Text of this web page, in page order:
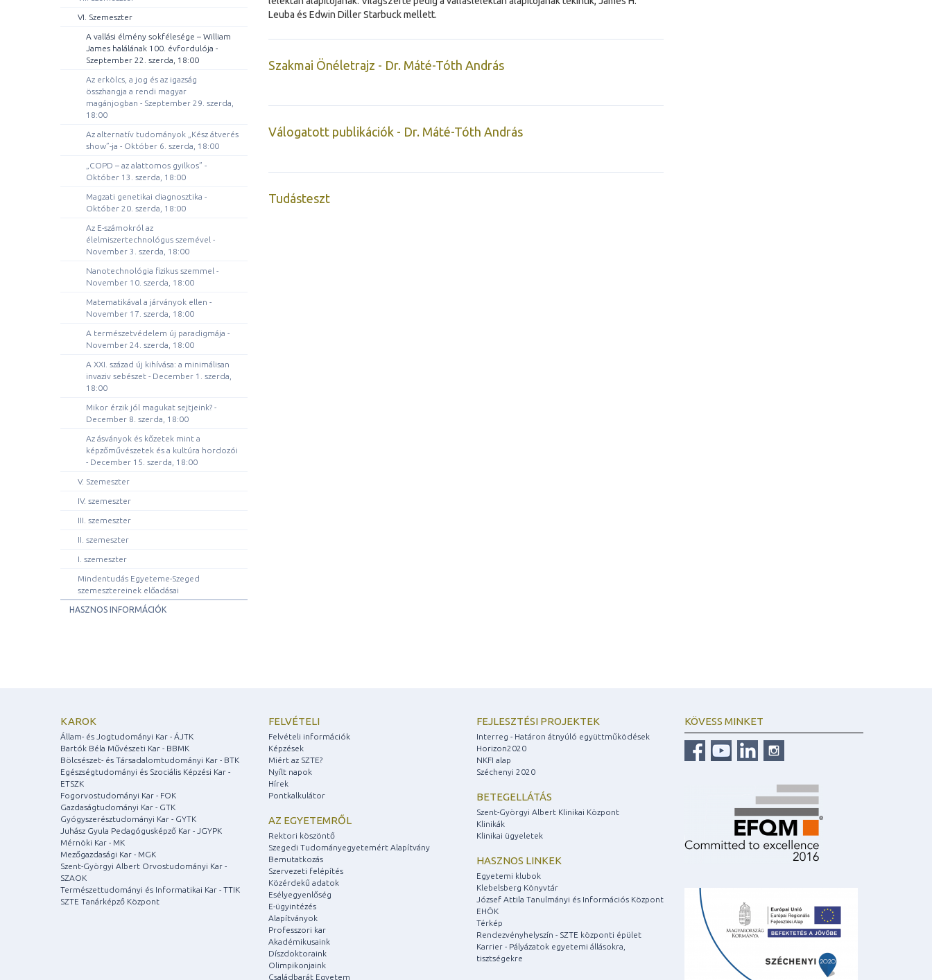
VI. Szemeszter
A vallási élmény sokfélesége – William
James halálának 100. évfordulója -
Szeptember 22. szerda, 18:00
Az erkölcs, a jog és az igazság
összhangja a rendi magyar
magánjogban - Szeptember 29. szerda,
18:00
Az alternatív tudományok „Kész átverés
show”-ja - Október 6. szerda, 18:00
„COPD – az alattomos gyilkos” -
Október 13. szerda, 18:00
Magzati genetikai diagnosztika -
Október 20. szerda, 18:00
Az E-számokról az
élelmiszertechnológus szemével -
November 3. szerda, 18:00
Nanotechnológia fizikus szemmel -
November 10. szerda, 18:00
Matematikával a járványok ellen -
November 17. szerda, 18:00
A természetvédelem új paradigmája -
November 24. szerda, 18:00
A XXI. század új kihívása: a minimálisan
invaziv sebészet - December 1. szerda,
18:00
Mikor érzik jól magukat sejtjeink? -
December 8. szerda, 18:00
Az ásványok és kőzetek mint a
képzőművészetek és a kultúra hordozói
- December 15. szerda, 18:00
V. Szemeszter
IV. szemeszter
III. szemeszter
II. szemeszter
I. szemeszter
Mindentudás Egyeteme-Szeged
szemesztereinek előadásai
HASZNOS INFORMÁCIÓK
Leuba és Edwin Diller Starbuck mellett.
Szakmai Önéletrajz - Dr. Máté-Tóth András
Válogatott publikációk - Dr. Máté-Tóth András
Tudásteszt
KAROK
Állam- és Jogtudományi Kar - ÁJTK
Bartók Béla Művészeti Kar - BBMK
Bölcsészet- és Társadalomtudományi Kar - BTK
Egészségtudományi és Szociális Képzési Kar -
ETSZK
Fogorvostudományi Kar - FOK
Gazdaságtudományi Kar - GTK
Gyógyszerésztudományi Kar - GYTK
Juhász Gyula Pedagógusképző Kar - JGYPK
Mérnöki Kar - MK
Mezőgazdasági Kar - MGK
Szent-Györgyi Albert Orvostudományi Kar -
SZAOK
Természettudományi és Informatikai Kar - TTIK
SZTE Tanárképző Központ
FELVÉTELI
Felvételi információk
Képzések
Miért az SZTE?
Nyílt napok
Hírek
Pontkalkulátor
AZ EGYETEMRŐL
Rektori köszöntő
Szegedi Tudományegyetemért Alapítvány
Bemutatkozás
Szervezeti felépítés
Közérdekű adatok
Esélyegyenlőség
E-ügyintézés
Alapítványok
Professzori kar
Akadémikusaink
Díszdoktoraink
Olimpikonjaink
Családbarát Egyetem
FEJLESZTÉSI PROJEKTEK
Interreg - Határon átnyúló együttműködések
Horizon2020
NKFI alap
Széchenyi 2020
BETEGELLÁTÁS
Szent-Györgyi Albert Klinikai Központ
Klinikák
Klinikai ügyeletek
HASZNOS LINKEK
Egyetemi klubok
Klebelsberg Könyvtár
József Attila Tanulmányi és Információs Központ
EHÖK
Térkép
Rendezvényhelyszín - SZTE központi épület
Karrier - Pályázatok egyetemi állásokra,
tisztségekre
KÖVESS MINKET